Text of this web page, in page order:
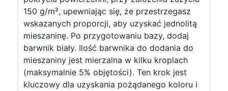
150 g/m², upewniając się, że przestrzegasz
wskazanych proporcji, aby uzyskać jednolitą
mieszaninę. Po przygotowaniu bazy, dodaj
barwnik biały. Ilość barwnika do dodania do
mieszaniny jest mierzalna w kilku kroplach
(maksymalnie 5% objętości). Ten krok jest
kluczowy dla uzyskania pożądanego koloru i